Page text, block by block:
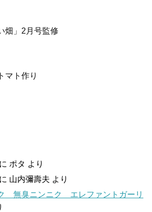
畑」2月号監修
マト作り
に ポタ より
に 山内彌壽夫 より
無臭ニンニク エレファントガーリ